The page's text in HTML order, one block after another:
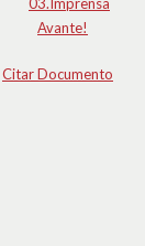
Avante!
Citar Documento